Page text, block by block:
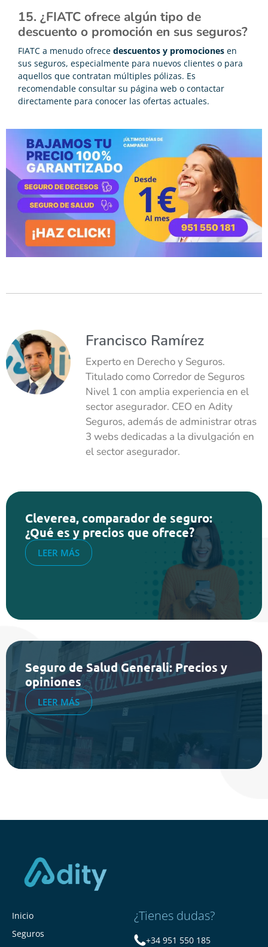
15. ¿FIATC ofrece algún tipo de
descuento o promoción en sus seguros?
FIATC a menudo ofrece descuentos y promociones en
sus seguros, especialmente para nuevos clientes o para
aquellos que contratan múltiples pólizas. Es
recomendable consultar su página web o contactar
directamente para conocer las ofertas actuales.
Francisco Ramírez
Experto en Derecho y Seguros.
Titulado como Corredor de Seguros
Nivel 1 con amplia experiencia en el
sector asegurador. CEO en Adity
Seguros, además de administrar otras
3 webs dedicadas a la divulgación en
el sector asegurador.
Cleverea, comparador de seguro:
¿Qué es y precios que ofrece?
LEER MÁS
Seguro de Salud Generali: Precios y
opiniones
LEER MÁS
Inicio
Seguros
¿Tienes dudas?
+34 951 550 185